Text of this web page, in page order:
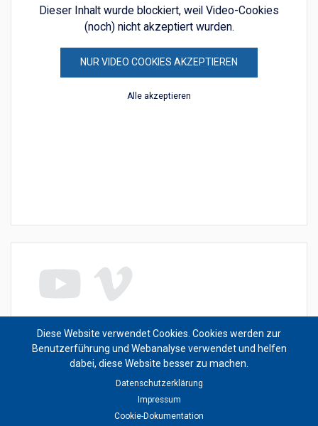
Dieser Inhalt wurde blockiert, weil Video-Cookies
(noch) nicht akzeptiert wurden.
NUR VIDEO COOKIES AKZEPTIEREN
Alle akzeptieren
Dieser Inhalt wurde blockiert, weil Video-Cookies
(noch) nicht akzeptiert wurden.
Diese Website verwendet Cookies. Cookies werden zur
Benutzerführung und Webanalyse verwendet und helfen
dabei, diese Website besser zu machen.
Datenschutzerklärung
Impressum
Cookie-Dokumentation